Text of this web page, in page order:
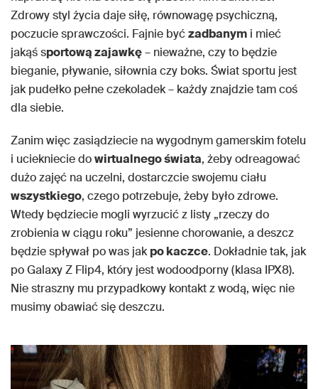
Zdrowy styl życia daje siłę, równowagę psychiczną,
poczucie sprawczości. Fajnie byćzadbanym i mieć
jakąś sportową zajawkę– nieważne, czy to będzie
bieganie, pływanie, siłownia czy boks. Świat sportu jest
jak pudełko pełne czekoladek – każdy znajdzie tam coś
dla siebie.
Zanim więc zasiądziecie na wygodnym gamerskim fotelu
i uciekniecie dowirtualnego świata, żeby odreagować
dużo zajęć na uczelni, dostarczcie swojemu ciału
wszystkiego, czego potrzebuje, żeby było zdrowe.
Wtedy będziecie mogli wyrzucić z listy „rzeczy do
zrobienia w ciągu roku” jesienne chorowanie, a deszcz
będzie spływał po was jakpo kaczce. Dokładnie tak, jak
po Galaxy Z Flip4, który jest wodoodporny (klasa IPX8).
Nie straszny mu przypadkowy kontakt z wodą, więc nie
musimy obawiać się deszczu.